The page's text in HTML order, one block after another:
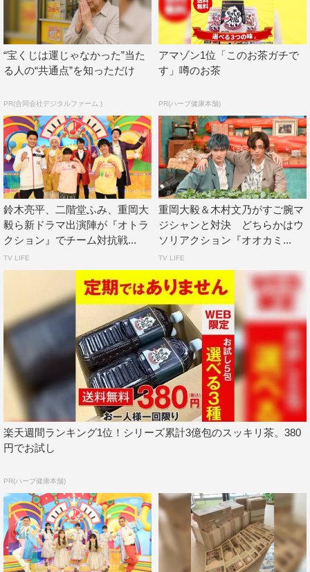
＜火曜ドラマ『プロミス・シンデレラ』チーム＞
二階堂ふみ、眞栄田郷敦、松井玲奈、井之脇海
＜金曜ドラマ『＃家族募集します』チーム＞
丸山礼
＜実況＞
ゴー☆ジャス
この記事の写真
＃家族募集します TOKYO MER
ジャニーズWEST
プロミス・シンデレラ
丸山礼 二階堂ふみ 井之脇海
小手伸也 岸井ゆきの 木村文乃
“宝くじは運じゃなかった”当た
る人の“共通点”を知っただけ
PR(合同会社デジタルファーム )
アマゾン1位「このお茶ガチで
す」噂のお茶
PR(ハーブ健康本舗)
鈴木亮平、二階堂ふみ、重岡大
毅ら新ドラマ出演陣が『オトラ
クション』でチーム対抗戦...
TV LIFE
重岡大毅＆木村文乃がすご腕マ
ジシャンと対決 どちらかはウ
ソリアクション『オオカミ...
TV LIFE
楽天週間ランキング1位！シリーズ累計3億包のスッキリ茶。380
円でお試し
PR(ハーブ健康本舗)